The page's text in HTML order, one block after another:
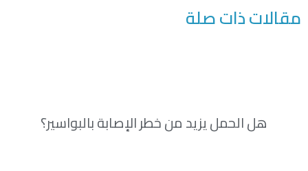
مقالات ذات صلة
هل الحمل يزيد من خطر الإصابة بالبواسير؟